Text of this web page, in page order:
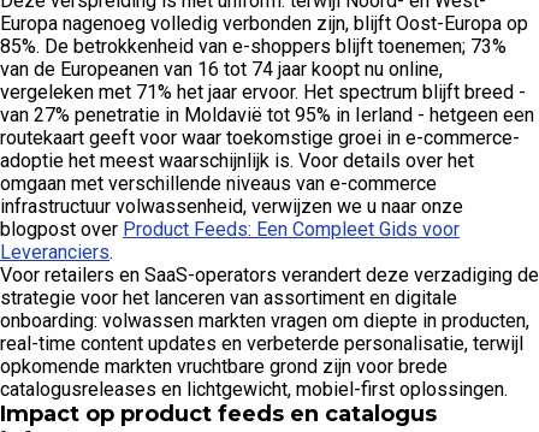
Europa nagenoeg volledig verbonden zijn, blijft Oost-Europa op
85%. De betrokkenheid van e-shoppers blijft toenemen; 73%
van de Europeanen van 16 tot 74 jaar koopt nu online,
vergeleken met 71% het jaar ervoor. Het spectrum blijft breed -
van 27% penetratie in Moldavië tot 95% in Ierland - hetgeen een
routekaart geeft voor waar toekomstige groei in e-commerce-
adoptie het meest waarschijnlijk is. Voor details over het
omgaan met verschillende niveaus van e-commerce
infrastructuur volwassenheid, verwijzen we u naar onze
blogpost over Product Feeds: Een Compleet Gids voor
Leveranciers.
Voor retailers en SaaS-operators verandert deze verzadiging de
strategie voor het lanceren van assortiment en digitale
onboarding: volwassen markten vragen om diepte in producten,
real-time content updates en verbeterde personalisatie, terwijl
opkomende markten vruchtbare grond zijn voor brede
catalogusreleases en lichtgewicht, mobiel-first oplossingen.
Impact op product feeds en catalogus